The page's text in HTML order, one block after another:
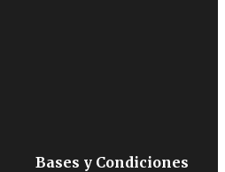
Bases y Condiciones